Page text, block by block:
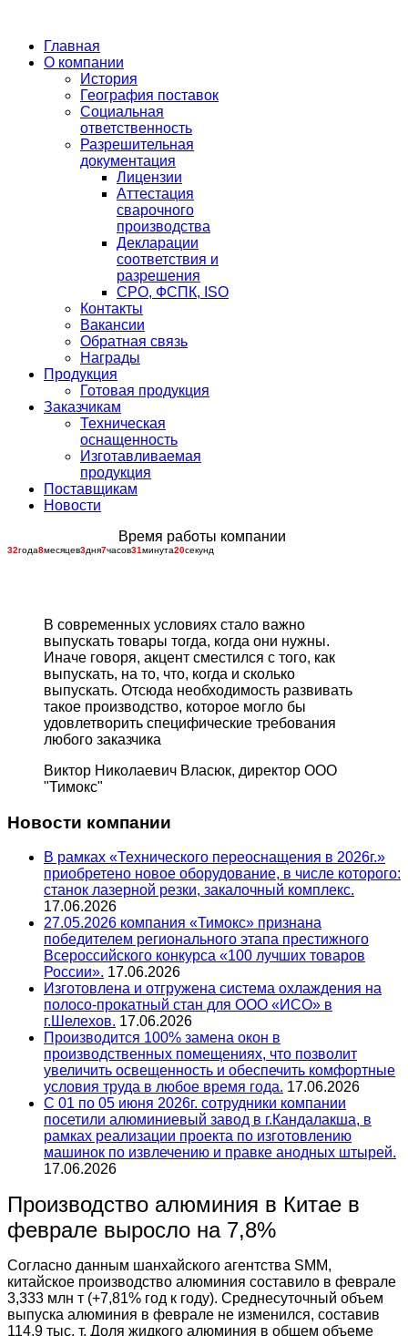
Главная
О компании
История
География поставок
Социальная
ответственность
Разрешительная
документация
Лицензии
Аттестация
сварочного
производства
Декларации
соответствия и
разрешения
СРО, ФСПК, ISO
Контакты
Вакансии
Обратная связь
Награды
Продукция
Готовая продукция
Заказчикам
Техническая
оснащенность
Изготавливаемая
продукция
Поставщикам
Новости
Время работы компании
32года8месяцев3дня7часов31минута20секунд
В современных условиях стало важно
выпускать товары тогда, когда они нужны.
Иначе говоря, акцент сместился с того, как
выпускать, на то, что, когда и сколько
выпускать. Отсюда необходимость развивать
такое производство, которое могло бы
удовлетворить специфические требования
любого заказчика
Виктор Николаевич Власюк, директор ООО
"Тимокс"
Новости компании
В рамках «Технического переоснащения в 2026г.»
приобретено новое оборудование, в числе которого:
станок лазерной резки, закалочный комплекс.
17.06.2026
27.05.2026 компания «Тимокс» признана
победителем регионального этапа престижного
Всероссийского конкурса «100 лучших товаров
России». 17.06.2026
Изготовлена и отгружена система охлаждения на
полосо-прокатный стан для ООО «ИСО» в
г.Шелехов. 17.06.2026
Производится 100% замена окон в
производственных помещениях, что позволит
увеличить освещенность и обеспечить комфортные
условия труда в любое время года. 17.06.2026
С 01 по 05 июня 2026г. сотрудники компании
посетили алюминиевый завод в г.Кандалакша, в
рамках реализации проекта по изготовлению
машинок по извлечению и правке анодных штырей.
17.06.2026
Производство алюминия в Китае в
феврале выросло на 7,8%
Согласно данным шанхайского агентства SMM,
китайское производство алюминия составило в феврале
3,333 млн т (+7,81% год к году). Среднесуточный объем
выпуска алюминия в феврале не изменился, составив
114,9 тыс. т. Доля жидкого алюминия в общем объеме